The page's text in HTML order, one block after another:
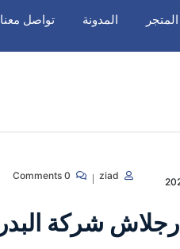
المتجر المدونة تواصل معنا
ziad
0 Comments
شركة البدر